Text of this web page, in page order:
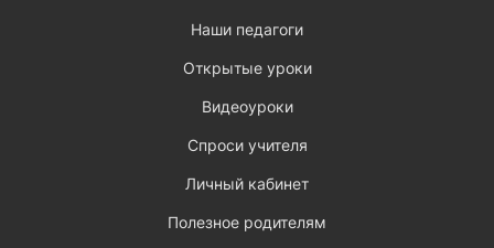
Наши педагоги
Открытые уроки
Видеоуроки
Спроси учителя
Личный кабинет
Полезное родителям